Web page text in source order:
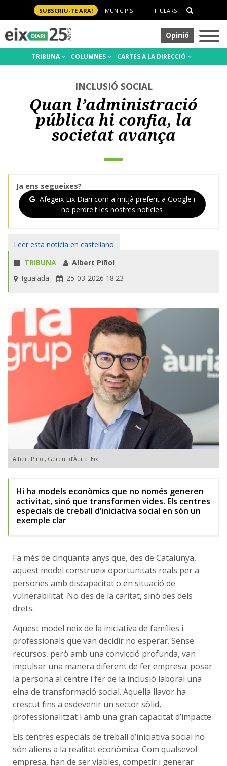
SUBSCRIU-TE ARA! MUNICIPIS | TITULARS
Opinió
TRIBUNA COLUMNES CARTES A LA DIRECCIÓ
INCLUSIÓ SOCIAL
Quan l’administració
pública hi confia, la
societat avança
Ja ens segueixes?
Afegeix Eix Diari com a mitjà preferit a Google i
no perdre't les nostres notícies
Leer esta noticia en castellano
TRIBUNA
Albert Piñol
Igualada
25-03-2026 18:23
Albert Piñol, Gerent d’Àuria. Eix
Hi ha models econòmics que no només generen
activitat, sinó que transformen vides. Els centres
especials de treball d’iniciativa social en són un
exemple clar
Fa més de cinquanta anys que, des de Catalunya,
aquest model construeix oportunitats reals per a
persones amb discapacitat o en situació de
vulnerabilitat. No des de la caritat, sinó des dels
drets.
Aquest model neix de la iniciativa de famílies i
professionals que van decidir no esperar. Sense
recursos, però amb una convicció profunda, van
impulsar una manera diferent de fer empresa: posar
la persona al centre i fer de la inclusió laboral una
eina de transformació social. Aquella llavor ha
crescut fins a esdevenir un sector sòlid,
professionalitzat i amb una gran capacitat d’impacte.
Els centres especials de treball d’iniciativa social no
són aliens a la realitat econòmica. Com qualsevol
empresa, han de ser viables, competir i generar